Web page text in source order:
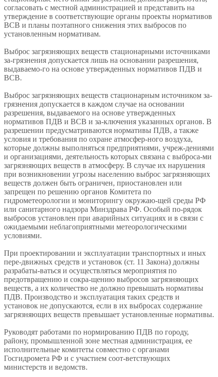
согласовать с местной администрацией и представить на
утверждение в соответствующие органы проекты нормативов
ВСВ и планы поэтапного снижения этих выбросов по
установленным нормативам.
Выброс загрязняющих веществ стационарными источниками
за-грязнения допускается лишь на основании разрешения,
выдаваемо-го на основе утвержденных нормативов ПДВ и
ВСВ.
Выброс загрязняющих веществ стационарным источником за-
грязнения допускается в каждом случае на основании
разрешения, выдаваемого на основе утвержденных
нормативов ПДВ и ВСВ и за-ключения указанных органов. В
разрешении предусматриваются нормативы ПДВ, а также
условия и требования по охране атмосфер-ного воздуха,
которые должны выполняться предприятиями, учреж-дениями
и организациями, деятельность которых связана с выброса-ми
загрязняющих веществ в атмосферу. В случае их нарушения
при возникновении угрозы населению выброс загрязняющих
веществ должен быть ограничен, приостановлен или
запрещен по решению органов Комитета по
гидрометеорологии и мониторингу окружаю-щей среды РФ
или санитарного надзора Минздрава РФ. Особый по-рядок
выбросов установлен при аварийных ситуациях и в связи с
ожидаемыми неблагоприятными метеорологическими
условиями.
При проектировании и эксплуатации транспортных и иных
пере-движных средств и установок (ст. 11 Закона) должны
разрабаты-ваться и осуществляться мероприятия по
предотвращению и сокра-щению выбросов загрязняющих
веществ, а их количество не должно превышать нормативы
ПДВ. Производство и эксплуатация таких средств и
установок не допускаются, если в их выбросах содержание
загрязняющих веществ превышает установленные нормативы.
Руководят работами по нормированию ПДВ по городу,
району, промышленной зоне местная администрация, ее
исполнительные комитеты совместно с органами
Госгидромета РФ и с участием соот-ветствующих
министерств и ведомств.